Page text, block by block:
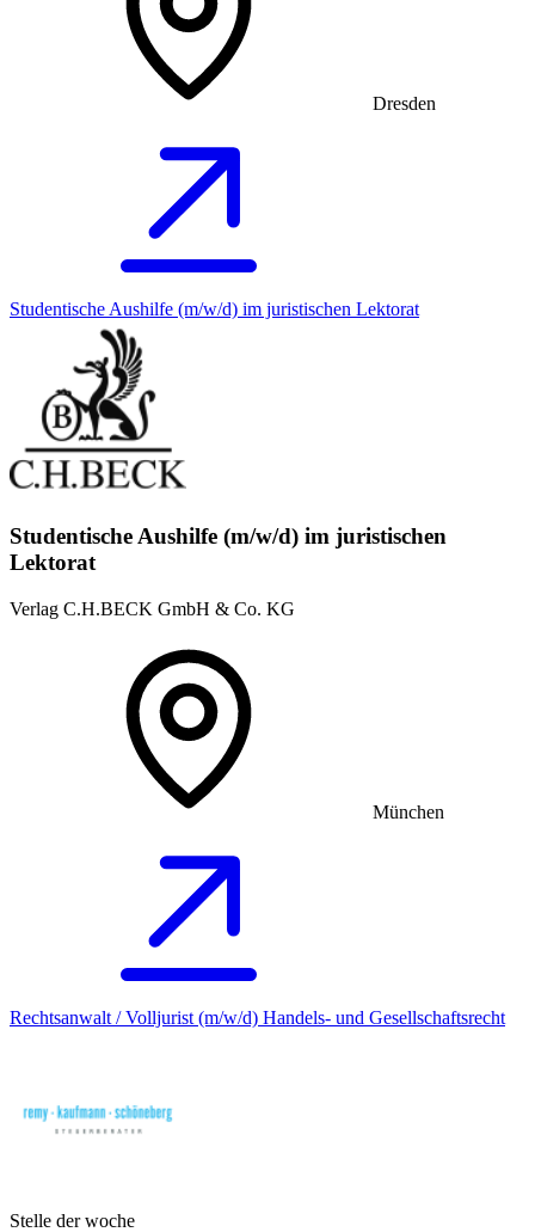
Dresden
Studentische Aushilfe (m/w/d) im juristischen Lektorat
Studentische Aushilfe (m/w/d) im juristischen
Lektorat
Verlag C.H.BECK GmbH & Co. KG
München
Rechtsanwalt / Volljurist (m/w/d) Handels- und Gesellschaftsrecht
Stelle der woche